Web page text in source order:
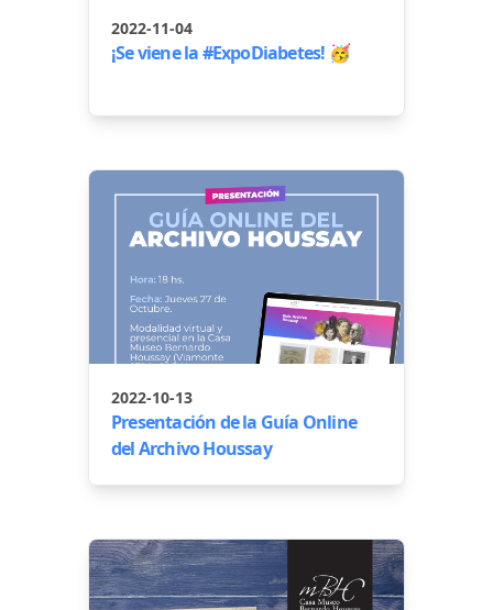
2022-11-04
¡Se viene la #ExpoDiabetes! 🥳
2022-10-13
Presentación de la Guía Online
del Archivo Houssay